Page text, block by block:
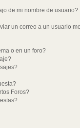
de mi nombre de usuario?
un correo a un usuario
o en un foro?
Foros?